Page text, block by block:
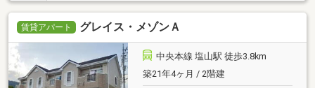
賃貸アパート グレイス・メゾンＡ
中央本線 塩山駅 徒歩3.8km
築21年4ヶ月 / 2階建